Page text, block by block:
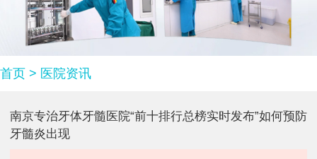
首页 > 医院资讯
南京专治牙体牙髓医院“前十排行总榜实时发布”如何预防
牙髓炎出现